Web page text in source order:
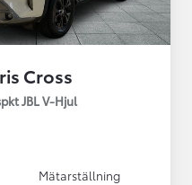
Cross
JBL V-Hjul
Mätarställning